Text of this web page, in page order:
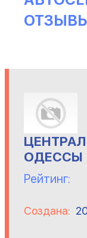
ОДЕССЫ
Рейтинг:
Создана: